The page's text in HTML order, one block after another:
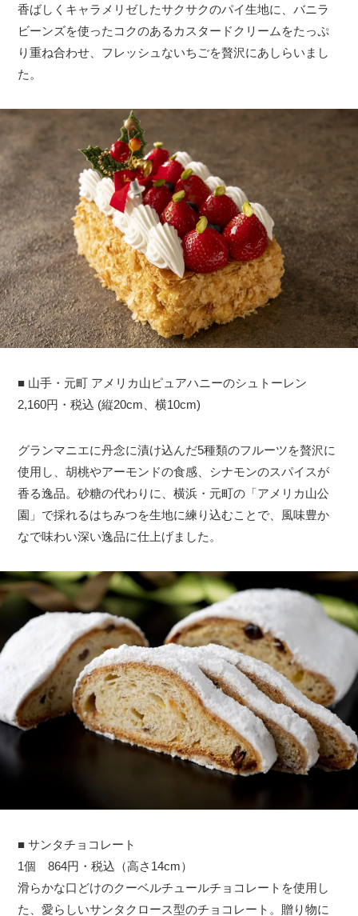
香ばしくキャラメリゼしたサクサクのパイ生地に、バニラ
ビーンズを使ったコクのあるカスタードクリームをたっぷ
り重ね合わせ、フレッシュないちごを贅沢にあしらいまし
た。
■ 山手・元町 アメリカ山ピュアハニーのシュトーレン
2,160円・税込 (縦20cm、横10cm)
グランマニエに丹念に漬け込んだ5種類のフルーツを贅沢に
使用し、胡桃やアーモンドの食感、シナモンのスパイスが
香る逸品。砂糖の代わりに、横浜・元町の「アメリカ山公
園」で採れるはちみつを生地に練り込むことで、風味豊か
なで味わい深い逸品に仕上げました。
■ サンタチョコレート
1個 864円・税込（高さ14cm）
滑らかな口どけのクーベルチュールチョコレートを使用し
た、愛らしいサンタクロース型のチョコレート。贈り物に